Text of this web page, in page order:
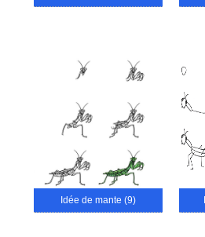
Idée de mante (9)